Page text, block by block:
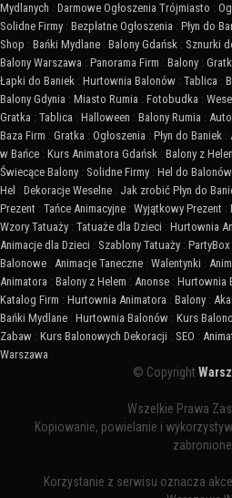
Mydlanych : Darmowe Ogłoszenia Trójmiasto :
Solidne Firmy : Bezpłatne Ogłoszenia : Płyn do
Shop : Bańki Mydlane : Balony Gdańsk : Sznurki
Balony Warszawa : Panorama Firm : Balony :
Łapki do Baniek : Hurtownia Balonów : Tablica :
Balony Gdynia : Miasto Rumia : Fotobudka :
Gratka : Tablica : Halloween : Balony Rumia :
Baza Firm : Gratka : Ogłoszenia : Płyn do Baniek :
w Bańce : Kurs Animatora Gdańsk : Balony z
Świecące Balony : Solidne Firmy : Hel do Balonów
Hel : Dekoracje Weselne : Jak zrobić Płyn do
Prezent : Tańce Animacyjne : Wyjątkowy Prezent :
Wzory Tatuaży : Tatuaże dla Dzieci : Hurtownia
Animacje dla Dzieci : Szablony Tatuaży : PartyBox
Balonowe : Animacje Taneczne : Walentynki :
Animatora : Balony z Helem : Anonse : Hurtownia
Katalog Firm : Hurtownia Animatora : Balony :
Bańki Mydlane : Hurtownia Balonów : Kurs
Zabaw : Kurs Balonowych Dekoracji : SEO :
Warszawa
© Copyright
Wszelkie Prawa
Kopiowanie, powielanie i
Korzystanie z serwisu oznacza